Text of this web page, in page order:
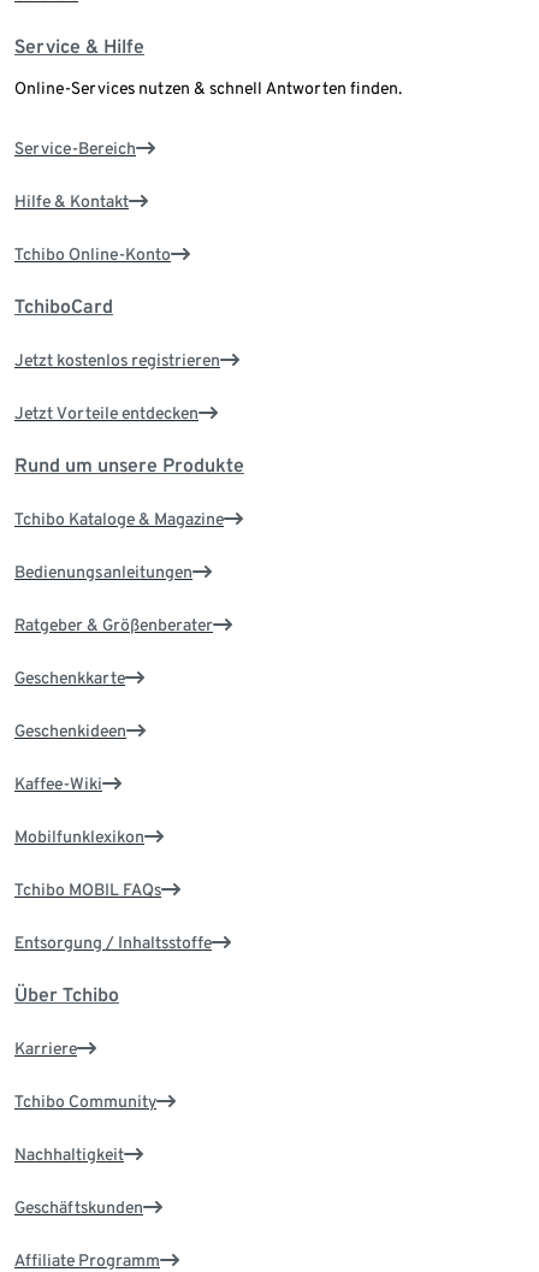
Service & Hilfe
Online-Services nutzen & schnell Antworten finden.
Service-Bereich
Hilfe & Kontakt
Tchibo Online-Konto
TchiboCard
Jetzt kostenlos registrieren
Jetzt Vorteile entdecken
Rund um unsere Produkte
Tchibo Kataloge & Magazine
Bedienungsanleitungen
Ratgeber & Größenberater
Geschenkkarte
Geschenkideen
Kaffee-Wiki
Mobilfunklexikon
Tchibo MOBIL FAQs
Entsorgung / Inhaltsstoffe
Über Tchibo
Karriere
Tchibo Community
Nachhaltigkeit
Geschäftskunden
Affiliate Programm